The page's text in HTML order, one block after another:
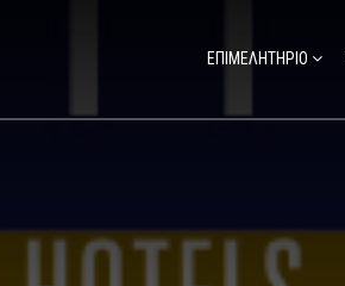
ΕΠΙΜΕΛΗΤΗΡΙΟ